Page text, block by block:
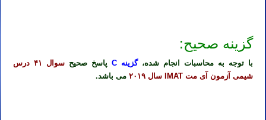
گزینه صحیح:
با توجه به محاسبات انجام شده،گزینه C پاسخ صحیح
سوال ۴۱ درس
شیمی آزمون آی مت IMAT سال ۲۰۱۹
می باشد.